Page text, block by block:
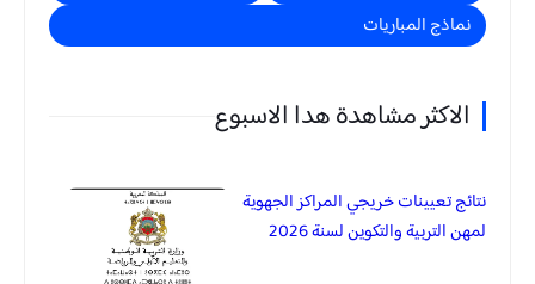
نماذج المباريات
الاكثر مشاهدة هدا الاسبوع
نتائج تعيينات خريجي المراكز الجهوية
لمهن التربية والتكوين لسنة 2026